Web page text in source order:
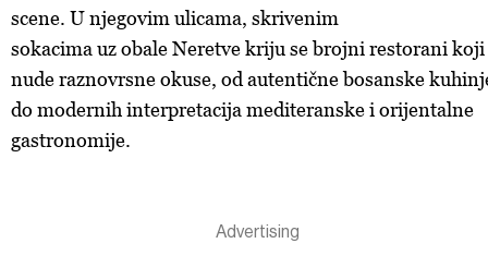
scene. U njegovim ulicama, skrivenim
sokacima uz obale Neretve kriju se brojni restorani koji
nude raznovrsne okuse, od autentične bosanske
do modernih interpretacija mediteranske i orijentalne
gastronomije.